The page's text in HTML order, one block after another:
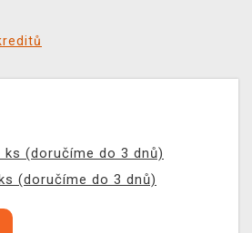
ks (doručíme do 3 dnů)
(doručíme do 3 dnů)